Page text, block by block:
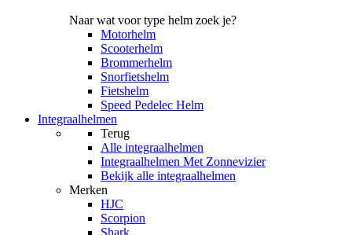
Naar wat voor type helm zoek je?
Motorhelm
Scooterhelm
Brommerhelm
Snorfietshelm
Fietshelm
Speed Pedelec Helm
Integraalhelmen
Terug
Alle integraalhelmen
Integraalhelmen Met Zonnevizier
Bekijk alle integraalhelmen
Merken
HJC
Scorpion
Shark